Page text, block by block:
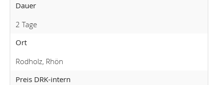
Dauer
2 Tage
Ort
Rodholz, Rhön
Preis DRK-intern